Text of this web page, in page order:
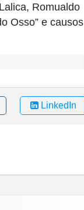
Romualdo
Osso” e causos
LinkedIn